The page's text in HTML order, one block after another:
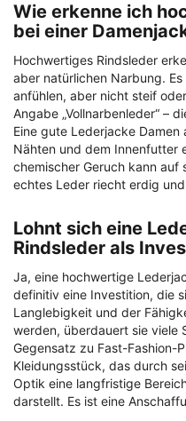
Wie erkenne ich
bei einer
Hochwertiges Rindsleder
aber natürlichen Narbung.
anfühlen, aber nicht steif
Angabe „Vollnarbenleder“ –
Eine gute Lederjacke
Nähten und dem Innenfutter
chemischer Geruch kann auf
echtes Leder riecht erdig
Lohnt sich eine
Rindsleder als
Ja, eine hochwertige
definitiv eine Investition, die
Langlebigkeit und der
werden, überdauert sie viele
Gegensatz zu Fast-Fashion-
Kleidungsstück, das durch
Optik eine langfristige
darstellt. Es ist eine